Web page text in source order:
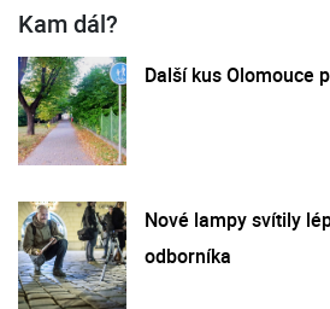
Kam dál?
Další kus Olomouce
Nové lampy svítily
odborníka